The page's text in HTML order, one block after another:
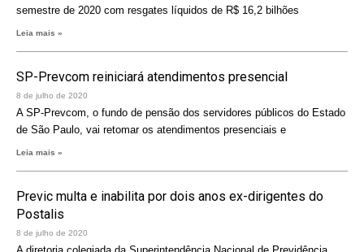
semestre de 2020 com resgates líquidos de R$ 16,2 bilhões
Leia mais »
SP-Prevcom reiniciará atendimentos presencial
8 de julho de 2020
A SP-Prevcom, o fundo de pensão dos servidores públicos do Estado
de São Paulo, vai retomar os atendimentos presenciais e
Leia mais »
Previc multa e inabilita por dois anos ex-dirigentes do
Postalis
8 de julho de 2020